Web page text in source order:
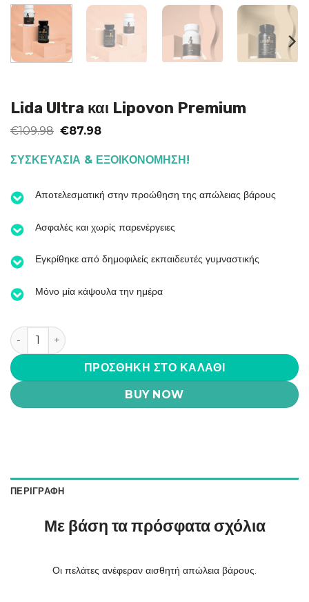
Lida Ultra και Lipovon Premium
€109.98 Original
was:
€109.98.
€87.98Η
τιμή
είναι:
ΣΥΣΚΕΥΑΣΙΑ & ΕΞΟΙΚΟΝΟΜΗΣΗ!
Αποτελεσματική στην προώθηση της απώλειας βάρους
Ασφαλές και χωρίς παρενέργειες
Εγκρίθηκε από δημοφιλείς εκπαιδευτές γυμναστικής
Μόνο μία κάψουλα την ημέρα
Lida Ultra και Lipovon Premium ποσότητα
ΠΡΟΣΘΉΚΗ ΣΤΟ ΚΑΛΆΘΙ
BUY NOW
ΠΕΡΙΓΡΑΦΉ
Με βάση τα πρόσφατα σχόλια
Οι πελάτες ανέφεραν αισθητή απώλεια βάρους.